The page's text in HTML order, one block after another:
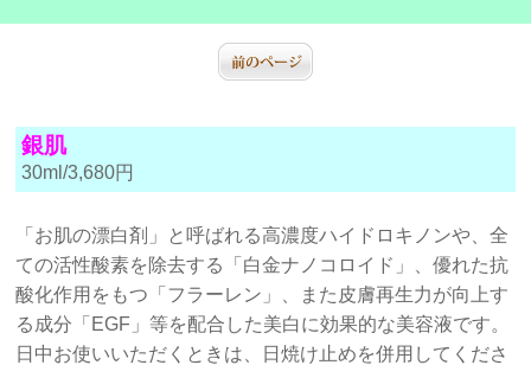
銀肌
30ml/3,680円
「お肌の漂白剤」と呼ばれる高濃度ハイドロキノンや、全
ての活性酸素を除去する「白金ナノコロイド」、優れた抗
酸化作用をもつ「フラーレン」、また皮膚再生力が向上す
る成分「EGF」等を配合した美白に効果的な美容液です。
日中お使いいただくときは、日焼け止めを併用してくださ